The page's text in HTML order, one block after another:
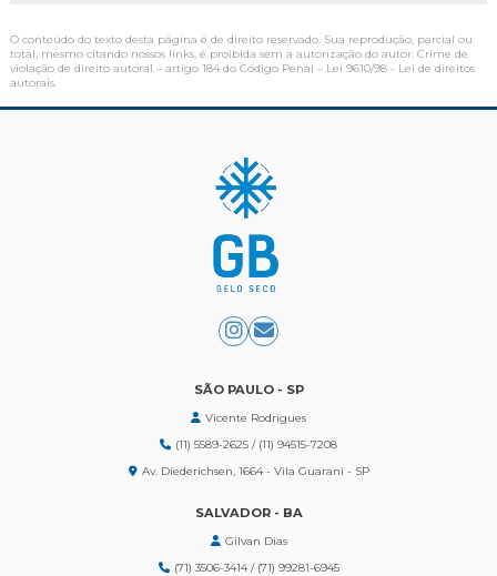
O conteúdo do texto desta página é de direito reservado. Sua reprodução, parcial ou
total, mesmo citando nossos links, é proibida sem a autorização do autor. Crime de
violação de direito autoral – artigo 184 do Código Penal – Lei 9610/98 - Lei de direitos
autorais
SÃO PAULO - SP
Vicente Rodrigues
(11) 5589-2625 / (11) 94515-7208
Av. Diederichsen, 1664 - Vila Guarani - SP
SALVADOR - BA
Gilvan Dias
(71) 3506-3414 / (71) 99281-6945